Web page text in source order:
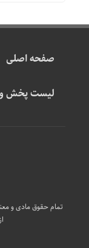
صفحه اصلی
لیست پخش
تمام حقوق مادی و